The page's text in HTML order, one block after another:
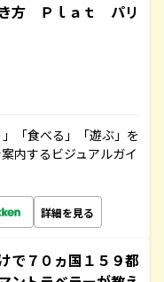
方 Ｐｌａｔ パリ
「食べる」「遊ぶ」を
内するビジュアルガイ
詳細を見る
で７０ヵ国１５９都